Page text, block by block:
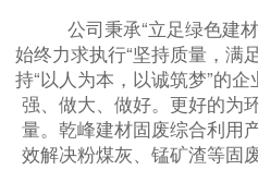
公司秉承“立足绿色建材
始终力求执行“坚持质量，满
持“以人为本，以诚筑梦”的
强、做大、做好。更好的为
量。乾峰建材固废综合利用
效解决粉煤灰、锰矿渣等固